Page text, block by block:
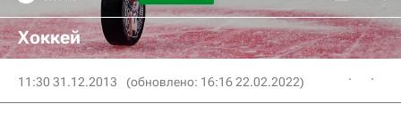
Хоккей
11:30 31.12.2013 (обновлено: 16:16 22.02.2022)